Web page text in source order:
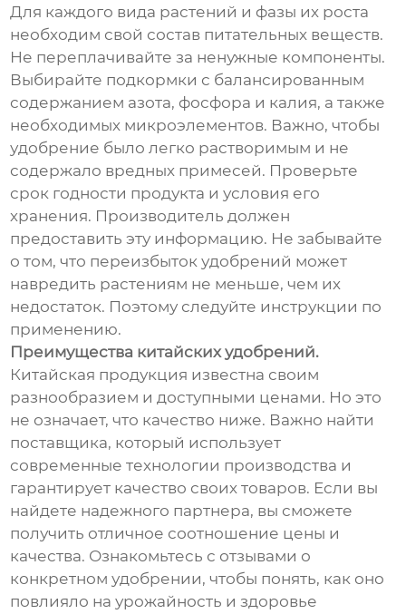
Для каждого вида растений и фазы их роста
необходим свой состав питательных веществ.
Не переплачивайте за ненужные компоненты.
Выбирайте подкормки с балансированным
содержанием азота, фосфора и калия, а также
необходимых микроэлементов. Важно, чтобы
удобрение было легко растворимым и не
содержало вредных примесей. Проверьте
срок годности продукта и условия его
хранения. Производитель должен
предоставить эту информацию. Не забывайте
о том, что переизбыток удобрений может
навредить растениям не меньше, чем их
недостаток. Поэтому следуйте инструкции по
применению.
Преимущества китайских удобрений.
Китайская продукция известна своим
разнообразием и доступными ценами. Но это
не означает, что качество ниже. Важно найти
поставщика, который использует
современные технологии производства и
гарантирует качество своих товаров. Если вы
найдете надежного партнера, вы сможете
получить отличное соотношение цены и
качества. Ознакомьтесь с отзывами о
конкретном удобрении, чтобы понять, как оно
повлияло на урожайность и здоровье